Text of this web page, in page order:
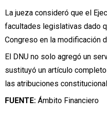
La jueza consideró que el
facultades legislativas dado
Congreso en la modificación
El DNU no solo agregó un
sustituyó un artículo
las atribuciones
FUENTE: Ámbito Financiero